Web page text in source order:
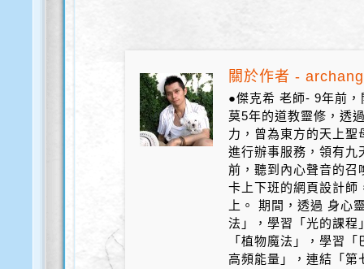
關於作者 -
●傑克希 老師- 9年前
莫5年的道教靈修，透
力，曾為東方的天上
進行辦事服務，領有
前，聽到內心聲音的召
卡上下班的網頁設計師
上。 期間，透過 身心
法」，學習「光的課程
「植物魔法」，學習
高頻能量」，連結「第